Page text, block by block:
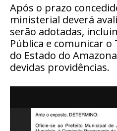
Após o prazo
ministerial deverá
serão adotadas,
Pública e comunicar
do Estado do
devidas providências.